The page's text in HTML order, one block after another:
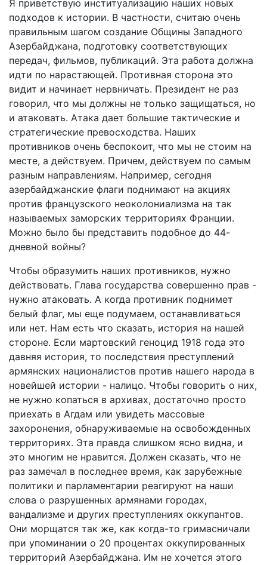
Я приветствую институализацию наших новых
подходов к истории. В частности, считаю очень
правильным шагом создание Общины Западного
Азербайджана, подготовку соответствующих
передач, фильмов, публикаций. Эта работа должна
идти по нарастающей. Противная сторона это
видит и начинает нервничать. Президент не раз
говорил, что мы должны не только защищаться, но
и атаковать. Атака дает большие тактические и
стратегические превосходства. Наших
противников очень беспокоит, что мы не стоим на
месте, а действуем. Причем, действуем по самым
разным направлениям. Например, сегодня
азербайджанские флаги поднимают на акциях
против французского неоколониализма на так
называемых заморских территориях Франции.
Можно было бы представить подобное до 44-
дневной войны?
Чтобы образумить наших противников, нужно
действовать. Глава государства совершенно прав -
нужно атаковать. А когда противник поднимет
белый флаг, мы еще подумаем, останавливаться
или нет. Нам есть что сказать, история на нашей
стороне. Если мартовский геноцид 1918 года это
давняя история, то последствия преступлений
армянских националистов против нашего народа в
новейшей истории - налицо. Чтобы говорить о них,
не нужно копаться в архивах, достаточно просто
приехать в Агдам или увидеть массовые
захоронения, обнаруживаемые на освобожденных
территориях. Эта правда слишком ясно видна, и
это многим не нравится. Должен сказать, что не
раз замечал в последнее время, как зарубежные
политики и парламентарии реагируют на наши
слова о разрушенных армянами городах,
вандализме и других преступлениях оккупантов.
Они морщатся так же, как когда-то гримасничали
при упоминании о 20 процентах оккупированных
территорий Азербайджана. Им не хочется этого